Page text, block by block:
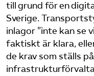
Sök på
till grund för en
Sverige.
inlagor ”inte kan se
faktiskt är klara,
de krav som ställs